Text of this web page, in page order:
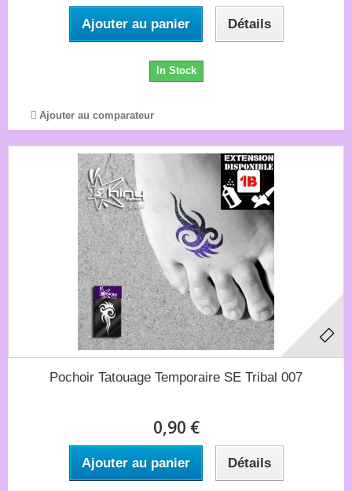
Ajouter au panier Détails
In Stock
Ajouter au comparateur
Pochoir Tatouage Temporaire SE Tribal 007
0,90 €
Ajouter au panier Détails